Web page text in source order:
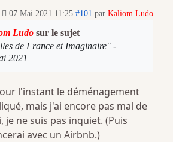
07 Mai 2021 11:25 #101 par Kaliom Ludo
Ludo sur le sujet
de France et Imaginaire" -
2021
l'instant le déménagement
mais j'ai encore pas mal de
je ne suis pas inquiet. (Puis
avec un Airbnb.)